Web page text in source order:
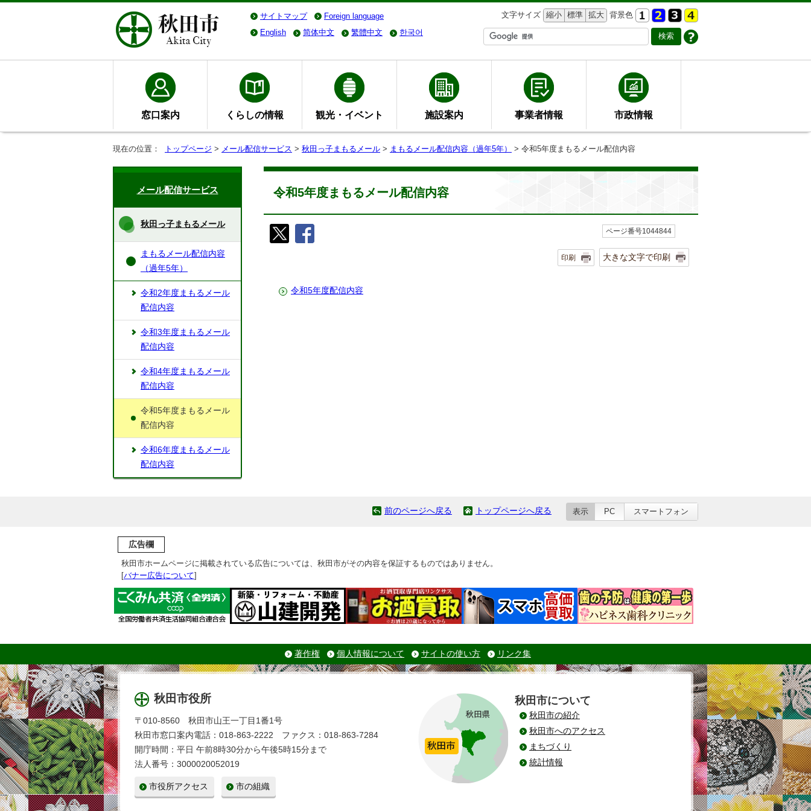
サイトマップ Foreign language 文字サイズ 縮小 標準 拡大 背景色
English
简体中文 繁體中文 한국어
窓口案内 くらしの情報 観光・イベント 施設案内 事業者情報 市政情報
現在の位置： トップページ > メール配信サービス > 秋田っ子まもるメール > まもるメール配信内容（過年5年） > 令和5年度まもるメール配信内容
令和5年度まもるメール配信内容
ページ番号1044844
印刷 大きな文字で印刷
令和5年度配信内容
メール配信サービス
秋田っ子まもるメール
まもるメール配信内容
（過年5年）
令和2年度まもるメール
配信内容
令和3年度まもるメール
配信内容
令和4年度まもるメール
配信内容
令和5年度まもるメール
配信内容
令和6年度まもるメール
配信内容
前のページへ戻る トップページへ戻る 表示 PC スマートフォン
広告欄
秋田市ホームページに掲載されている広告については、秋田市がその内容を保証するものではありません。
[バナー広告について]
著作権 個人情報について サイトの使い方 リンク集
秋田市役所
〒010-8560 秋田市山王一丁目1番1号
秋田市窓口案内電話：018-863-2222 ファクス：018-863-7284
開庁時間：平日 午前8時30分から午後5時15分まで
法人番号：3000020052019
市役所アクセス 市の組織
秋田市について
秋田市の紹介
秋田市へのアクセス
まちづくり
統計情報